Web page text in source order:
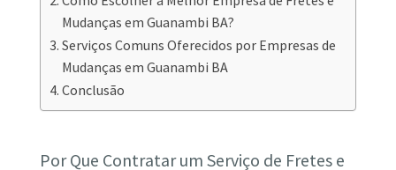
Mudanças em Guanambi BA?
Serviços Comuns Oferecidos por Empresas de
Mudanças em Guanambi BA
Conclusão
Por Que Contratar um Serviço de Fretes e